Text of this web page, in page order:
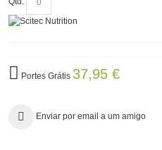
Portes Grátis 37,95 €
Enviar por email a um amigo